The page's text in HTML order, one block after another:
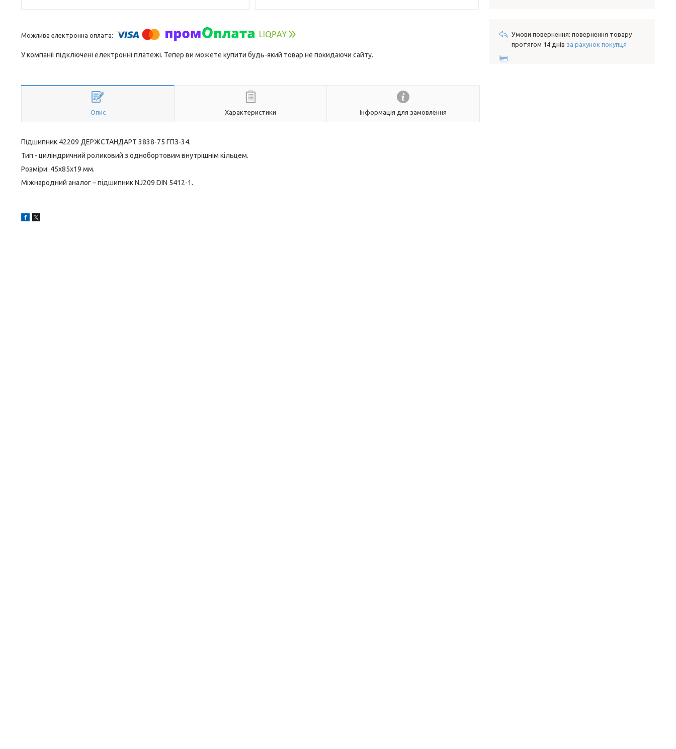
У компанії підключені електронні платежі. Тепер ви можете купити будь-який товар не покидаючи сайту.
Опис Характеристики Інформація для замовлення
Підшипник 42209 ДЕРЖСТАНДАРТ 3838-75 ГПЗ-34.
Тип - циліндричний роликовий з однобортовим внутрішнім кільцем.
Розміри: 45x85x19 мм.
Міжнародний аналог – підшипник NJ209 DIN 5412-1.
повернення товару
протягом 14 днів за рахунок покупця